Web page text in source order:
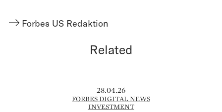
Forbes US Redaktion
Related
28.04.26
FORBES DIGITAL NEWS
INVESTMENT